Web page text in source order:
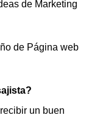
de Marketing
de Página web
un buen